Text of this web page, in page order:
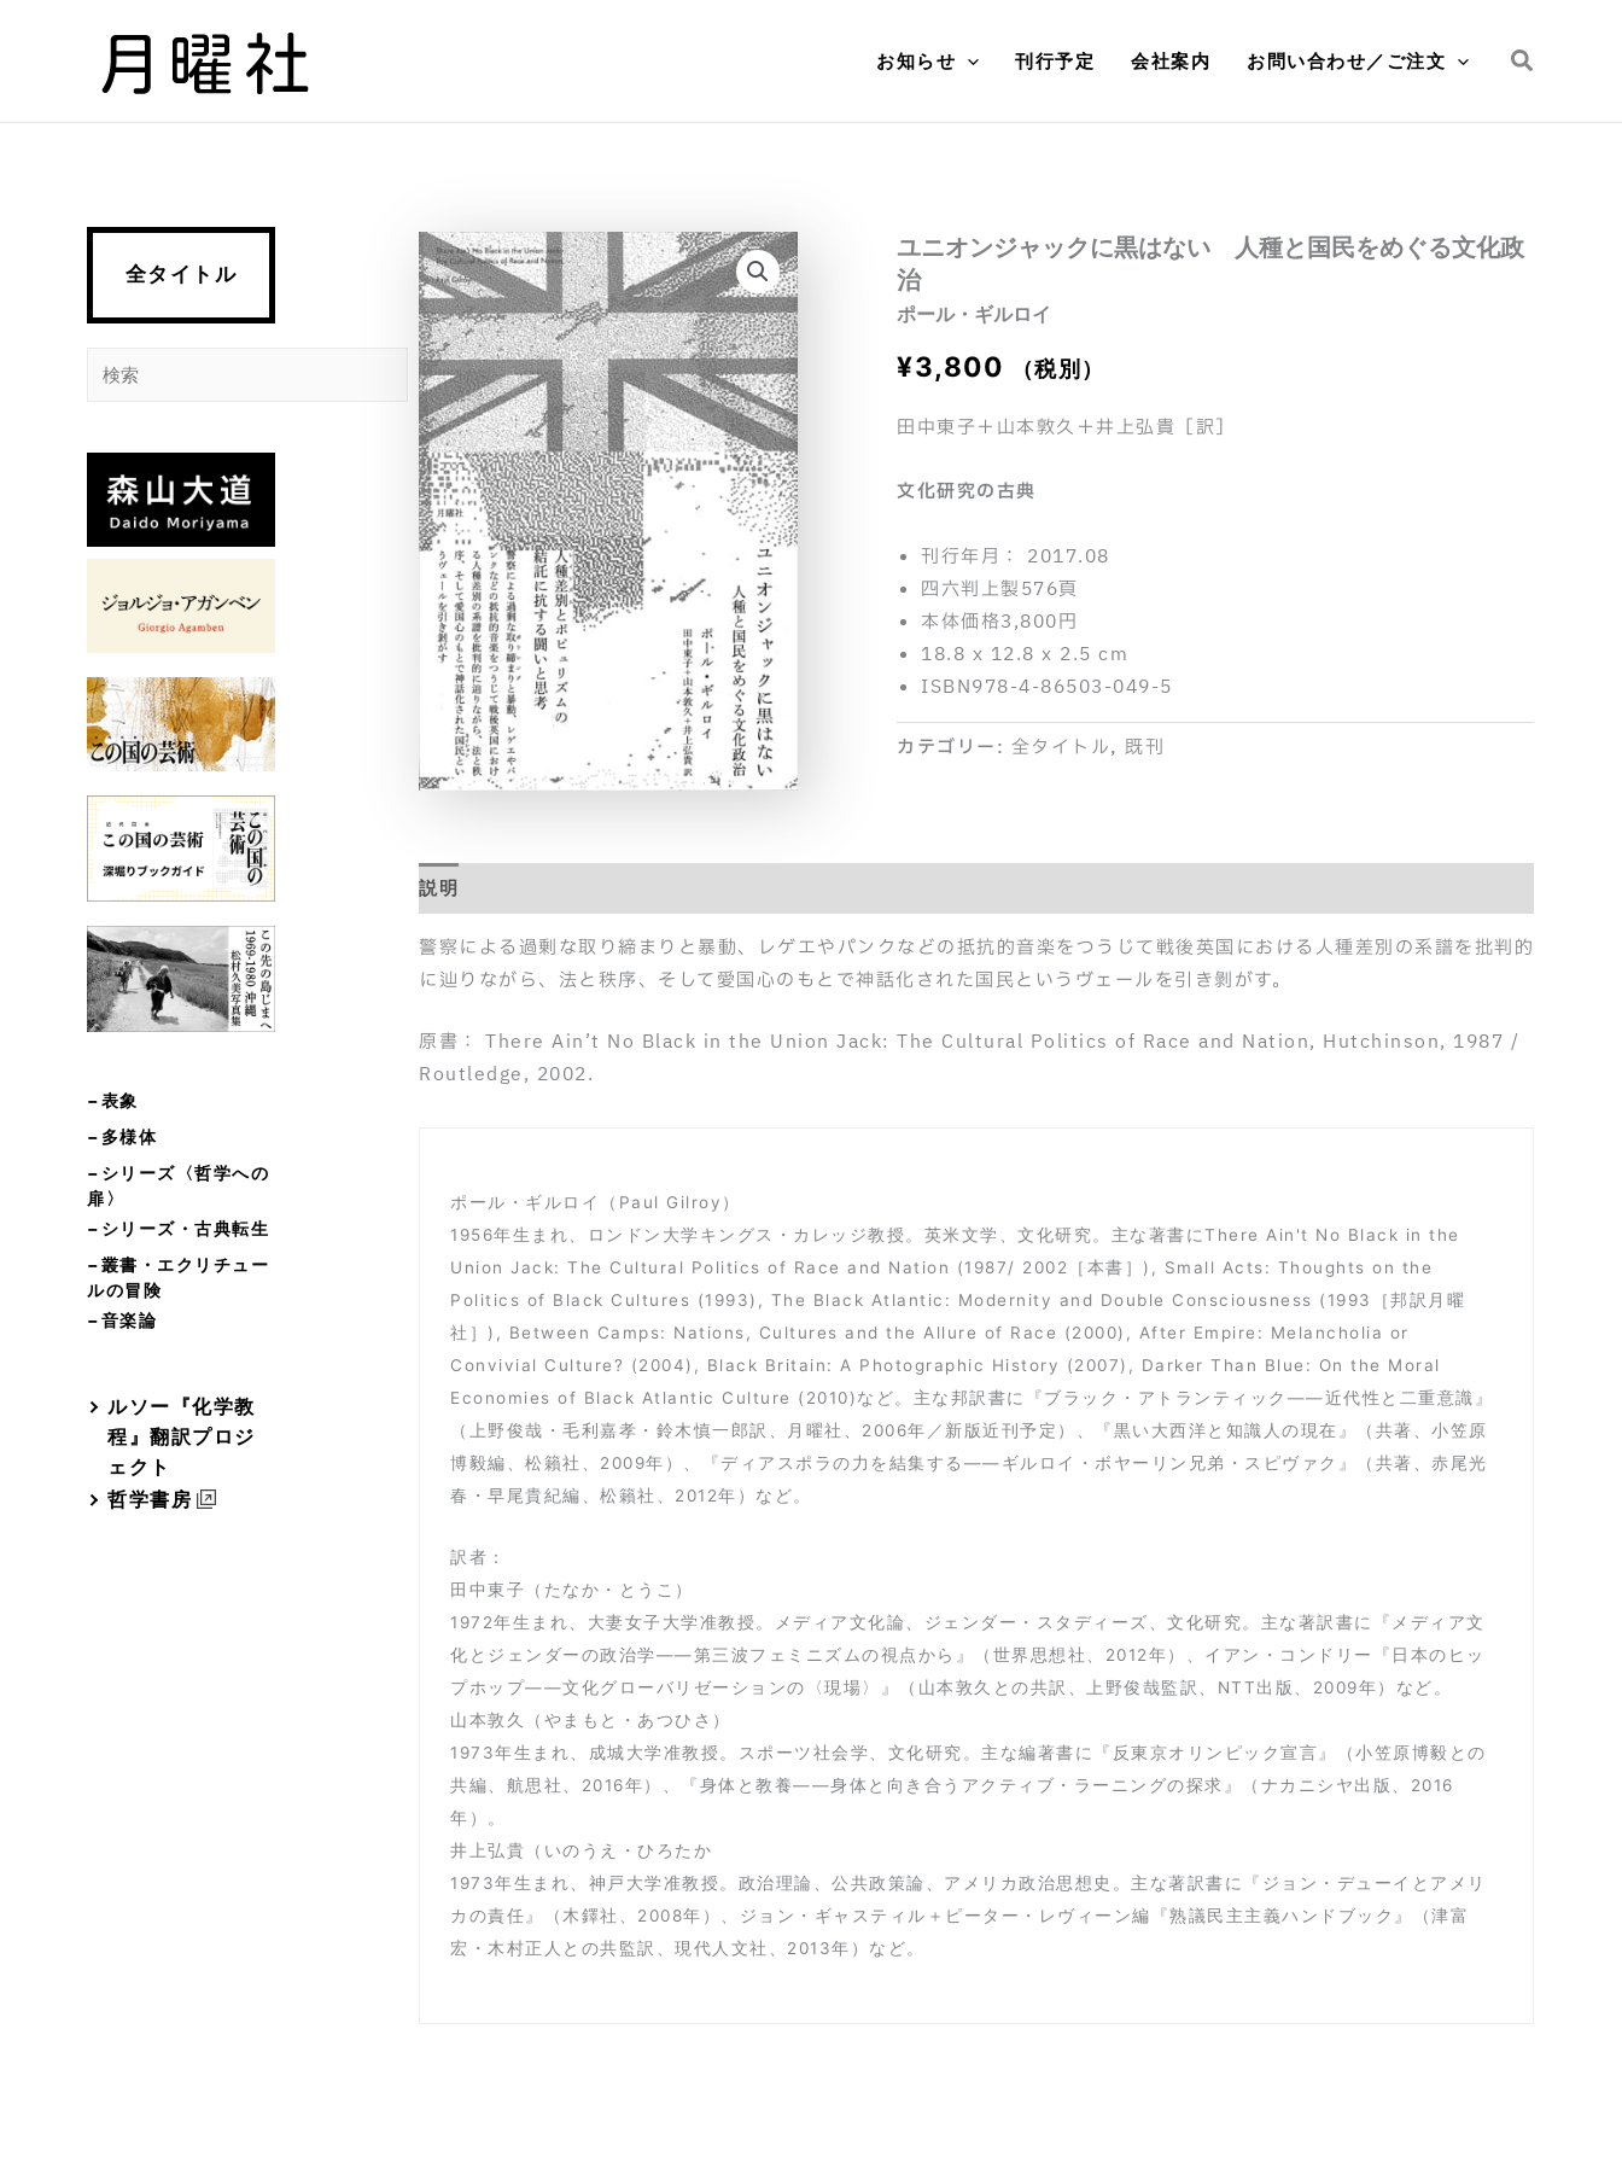
お知らせ 刊行予定 会社案内 お問い合わせ／ご注文
検
全タイトル
検
−表象
−多様体
−シリーズ〈哲学への
扉〉
−シリーズ・古典転生
−叢書・エクリチュー
ルの冒険
−音楽論
ルソー『化学教
程』翻訳プロジ
ェクト
哲学書房
ユニオンジャックに黒はない 人種と国民をめぐる文化政
治
ポール・ギルロイ
¥3,800 （税別）
田中東子＋山本敦久＋井上弘貴［訳］
文化研究の古典
刊行年月： 2017.08
四六判上製576頁
本体価格3,800円
18.8 x 12.8 x 2.5 cm
ISBN978-4-86503-049-5
カテゴリー: 全タイトル,既刊
説明
警察による過剰な取り締まりと暴動、レゲエやパンクなどの抵抗的音楽をつうじて戦後英国における人種差別の系譜を批判的
に辿りながら、法と秩序、そして愛国心のもとで神話化された国民というヴェールを引き剝がす。
原書： There Ain’t No Black in the Union Jack: The Cultural Politics of Race and Nation, Hutchinson, 1987 /
Routledge, 2002.
ポール・ギルロイ（Paul Gilroy）
1956年生まれ、ロンドン大学キングス・カレッジ教授。英米文学、文化研究。主な著書にThere Ain't No Black in the
Union Jack: The Cultural Politics of Race and Nation (1987/ 2002［本書］), Small Acts: Thoughts on the
Politics of Black Cultures (1993), The Black Atlantic: Modernity and Double Consciousness (1993［邦訳月曜
社］), Between Camps: Nations, Cultures and the Allure of Race (2000), After Empire: Melancholia or
Convivial Culture? (2004), Black Britain: A Photographic History (2007), Darker Than Blue: On the Moral
Economies of Black Atlantic Culture (2010)など。主な邦訳書に『ブラック・アトランティック――近代性と二重意識』
（上野俊哉・毛利嘉孝・鈴木慎一郎訳、月曜社、2006年／新版近刊予定）、『黒い大西洋と知識人の現在』（共著、小笠原
博毅編、松籟社、2009年）、『ディアスポラの力を結集する――ギルロイ・ボヤーリン兄弟・スピヴァク』（共著、赤尾光
春・早尾貴紀編、松籟社、2012年）など。
訳者：
田中東子（たなか・とうこ）
1972年生まれ、大妻女子大学准教授。メディア文化論、ジェンダー・スタディーズ、文化研究。主な著訳書に『メディア文
化とジェンダーの政治学――第三波フェミニズムの視点から』（世界思想社、2012年）、イアン・コンドリー『日本のヒッ
プホップ――文化グローバリゼーションの〈現場〉』（山本敦久との共訳、上野俊哉監訳、NTT出版、2009年）など。
山本敦久（やまもと・あつひさ）
1973年生まれ、成城大学准教授。スポーツ社会学、文化研究。主な編著書に『反東京オリンピック宣言』（小笠原博毅との
共編、航思社、2016年）、『身体と教養――身体と向き合うアクティブ・ラーニングの探求』（ナカニシヤ出版、2016
年）。
井上弘貴（いのうえ・ひろたか
1973年生まれ、神戸大学准教授。政治理論、公共政策論、アメリカ政治思想史。主な著訳書に『ジョン・デューイとアメリ
カの責任』（木鐸社、2008年）、ジョン・ギャスティル＋ピーター・レヴィーン編『熟議民主主義ハンドブック』（津富
宏・木村正人との共監訳、現代人文社、2013年）など。